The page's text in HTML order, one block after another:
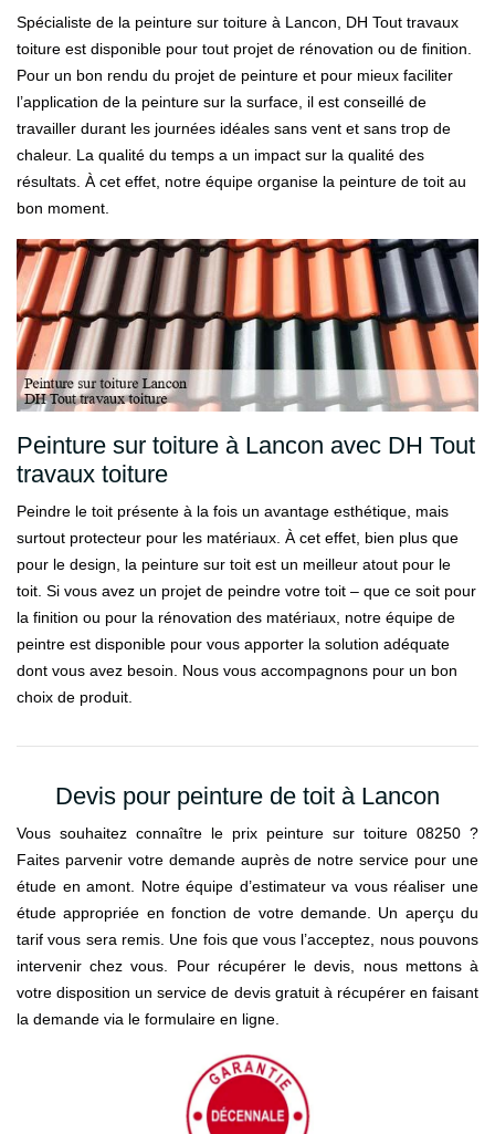
Spécialiste de la peinture sur toiture à Lancon, DH Tout travaux
toiture est disponible pour tout projet de rénovation ou de finition.
Pour un bon rendu du projet de peinture et pour mieux faciliter
l’application de la peinture sur la surface, il est conseillé de
travailler durant les journées idéales sans vent et sans trop de
chaleur. La qualité du temps a un impact sur la qualité des
résultats. À cet effet, notre équipe organise la peinture de toit au
bon moment.
Peinture sur toiture à Lancon avec DH Tout
travaux toiture
Peindre le toit présente à la fois un avantage esthétique, mais
surtout protecteur pour les matériaux. À cet effet, bien plus que
pour le design, la peinture sur toit est un meilleur atout pour le
toit. Si vous avez un projet de peindre votre toit – que ce soit pour
la finition ou pour la rénovation des matériaux, notre équipe de
peintre est disponible pour vous apporter la solution adéquate
dont vous avez besoin. Nous vous accompagnons pour un bon
choix de produit.
Devis pour peinture de toit à Lancon
Vous souhaitez connaître le prix peinture sur toiture 08250 ?
Faites parvenir votre demande auprès de notre service pour une
étude en amont. Notre équipe d’estimateur va vous réaliser une
étude appropriée en fonction de votre demande. Un aperçu du
tarif vous sera remis. Une fois que vous l’acceptez, nous pouvons
intervenir chez vous. Pour récupérer le devis, nous mettons à
votre disposition un service de devis gratuit à récupérer en faisant
la demande via le formulaire en ligne.